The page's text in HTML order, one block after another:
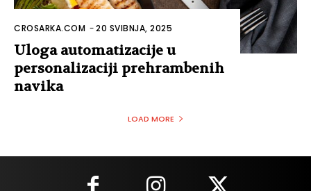
CROSARKA.COM -20 SVIBNJA, 2025
Uloga automatizacije u
personalizaciji prehrambenih
navika
LOAD MORE